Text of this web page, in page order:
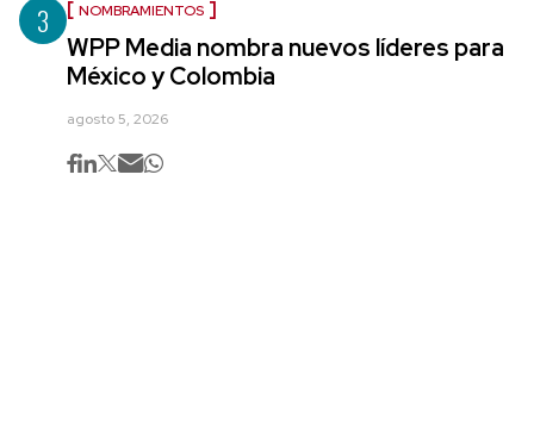
3 NOMBRAMIENTOS
WPP Media nombra nuevos líderes para
México y Colombia
agosto 5, 2026